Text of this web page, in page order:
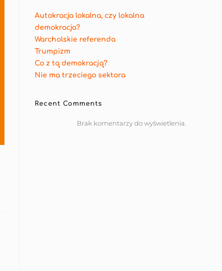
Autokracja lokalna, czy lokalna
demokracja?
Warcholskie referenda
Trumpizm
Co z tą demokracją?
Nie ma trzeciego sektora
Recent Comments
Brak komentarzy do wyświetlenia.